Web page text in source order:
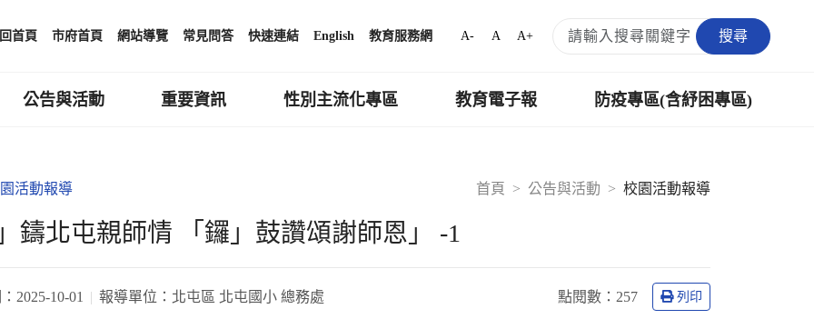
回首頁 市府首頁 網站導覽 常見問答 快速連結 English 教育服務網 A- A A+ 搜尋
公告與活動 重要資訊 性別主流化專區 教育電子報 防疫專區(含紓困專區)
首頁 公告與活動 校園活動報導
活動報導
鑄北屯親師情 「鑼」鼓讚頌謝師恩」 -1
2025-10-01 報導單位： 北屯區 北屯國小 總務處 點閱數： 257 列印